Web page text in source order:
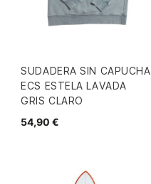
SUDADERA SIN CAPUCHA
ECS ESTELA LAVADA
GRIS CLARO
54,90 €